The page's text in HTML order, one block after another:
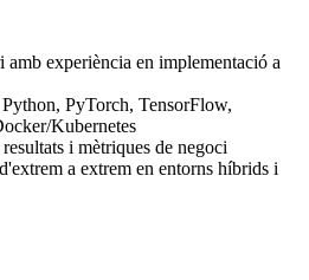
experiència en implementació a
PyTorch, TensorFlow,
Kubernetes
i mètriques de negoci
a extrem en entorns híbrids i